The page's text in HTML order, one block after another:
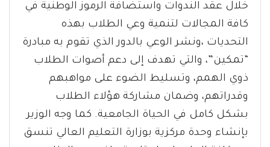
خلال عقد الندوات واستضافة الرموز الوطنية في
كافة المجالات لتنمية وعي الطلاب بهذه
التحديات ،ونشر الوعي بالدور الذي تقوم به مبادرة
“تمكين”، والتي تهدف إلى دعم أصوات الطلاب
ذوي الهمم، وتسليط الضوء على مواهبهم
وقدراتهم، وضمان مشاركة هؤلاء الطلاب
بشكل كامل في الحياة الجامعية. كما وجه الوزير
بإنشاء وحدة مركزية بوزارة التعليم العالي تنسق